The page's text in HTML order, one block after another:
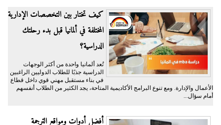
كيف تختار بين التخصصات الإدارية
المختلفة في ألمانيا قبل بدء رحلتك
الدراسية؟
تُعد ألمانيا واحدة من أكثر الوجهات
الدراسية جذبًا للطلاب الدوليين الراغبين
في بناء مستقبل مهني قوي داخل قطاع
الأعمال والإدارة. ومع تنوع البرامج الأكاديمية المتاحة، يجد الكثير من الطلاب أنفسهم
أمام سؤال...
أفضل أدوات ومواقع الترجمة